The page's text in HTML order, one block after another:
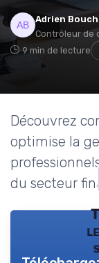
Adrien
Contrôleur de
9 min de lecture
Découvrez
optimise la
du secteur